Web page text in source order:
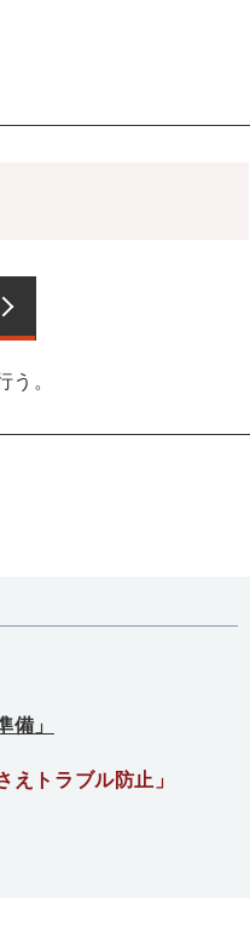
う。
備」
トラブル防止」